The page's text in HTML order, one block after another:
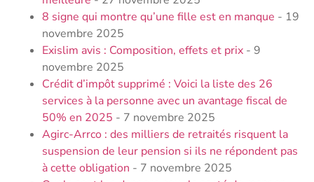
8 signe qui montre qu’une fille est en manque - 19
novembre 2025
Exislim avis : Composition, effets et prix - 9
novembre 2025
Crédit d’impôt supprimé : Voici la liste des 26
services à la personne avec un avantage fiscal de
50% en 2025 - 7 novembre 2025
Agirc-Arrco : des milliers de retraités risquent la
suspension de leur pension si ils ne répondent pas
à cette obligation - 7 novembre 2025